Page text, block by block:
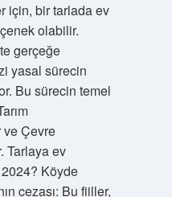
için, bir tarlada ev
olabilir.
gerçeğe
yasal sürecin
Bu sürecin temel
ve Çevre
Tarlaya ev
2024? Köyde
cezası: Bu fiiller,